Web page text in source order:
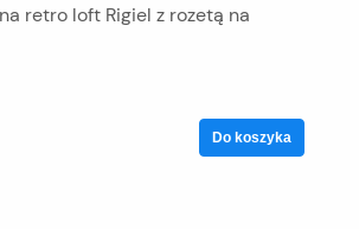
retro loft Rigiel z rozetą na
Do koszyka